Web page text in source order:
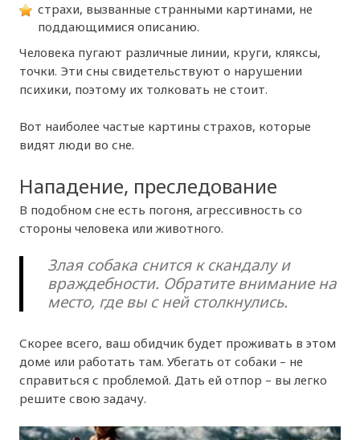
страхи, вызванные странными картинами, не
поддающимися описанию.
Человека пугают различные линии, круги, кляксы,
точки. Эти сны свидетельствуют о нарушении
психики, поэтому их толковать не стоит.
Вот наиболее частые картины страхов, которые
видят люди во сне.
Нападение, преследование
В подобном сне есть погоня, агрессивность со
стороны человека или животного.
Злая собака снится к скандалу и
враждебности. Обратите внимание на
место, где вы с ней столкнулись.
Скорее всего, ваш обидчик будет проживать в этом
доме или работать там. Убегать от собаки – не
справиться с проблемой. Дать ей отпор – вы легко
решите свою задачу.